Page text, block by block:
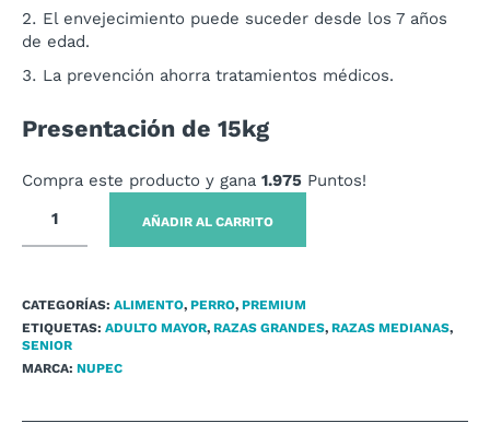
El envejecimiento puede suceder desde los 7 años
de edad.
La prevención ahorra tratamientos médicos.
Presentación de 15kg
Compra este producto y gana 1.975 Puntos!
AÑADIR AL CARRITO
CATEGORÍAS: ALIMENTO, PERRO, PREMIUM
ETIQUETAS: ADULTO MAYOR, RAZAS GRANDES, RAZAS MEDIANAS,
SENIOR
MARCA: NUPEC